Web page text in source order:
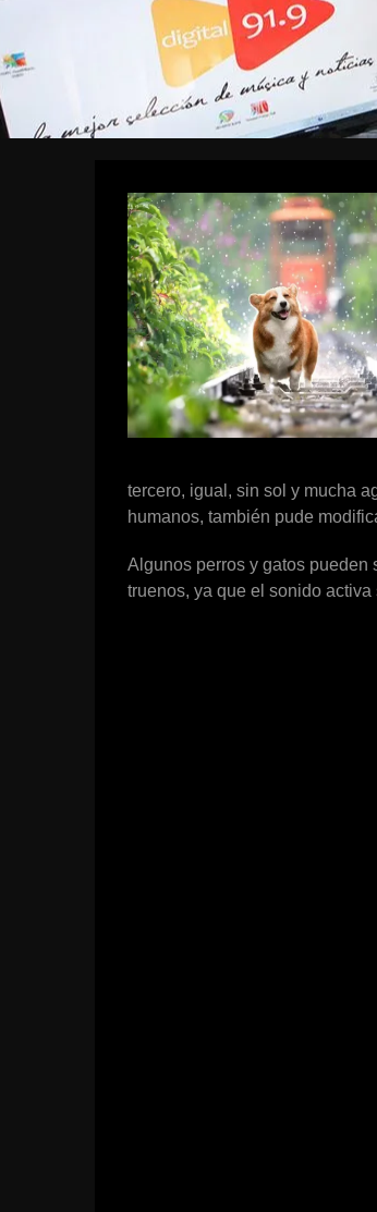
tercero, igual, sin sol y mucha
humanos, también pude
Algunos perros y gatos pueden
truenos, ya que el sonido